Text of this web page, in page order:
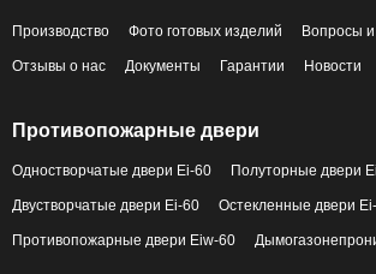
Производство Фото готовых изделий Вопросы
Отзывы о нас Документы Гарантии Новости
Противопожарные двери
Одностворчатые двери Ei-60 Полуторные двери
Двустворчатые двери Ei-60 Остекленные двери
Противопожарные двери Eiw-60